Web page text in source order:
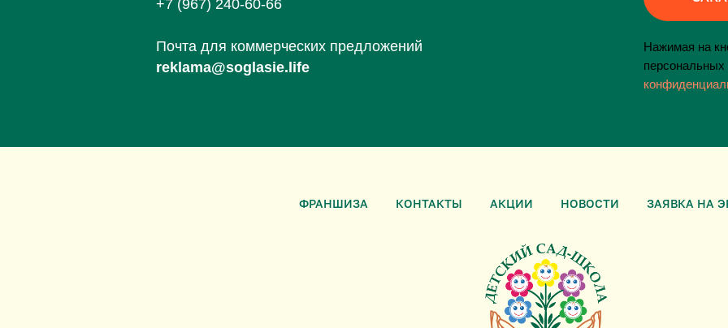
+7 (967) 240-60-66
Почта для коммерческих предложений
reklama@soglasie.life
Нажимая на
ФРАНШИЗА КОНТАКТЫ АКЦИИ НОВОСТИ ЗАЯВКА НА